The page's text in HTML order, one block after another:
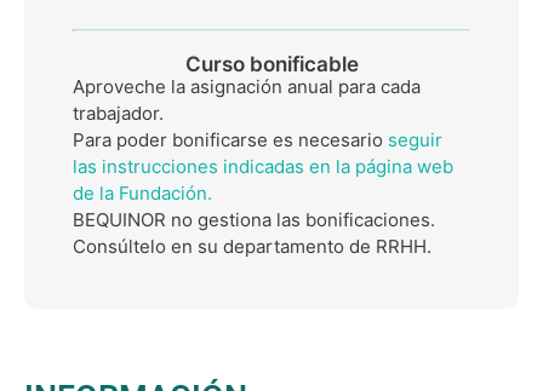
Curso bonificable
Aproveche la asignación anual para cada
trabajador.
Para poder bonificarse es necesario seguir
las instrucciones indicadas en la página web
de la Fundación.
BEQUINOR no gestiona las bonificaciones.
Consúltelo en su departamento de RRHH.